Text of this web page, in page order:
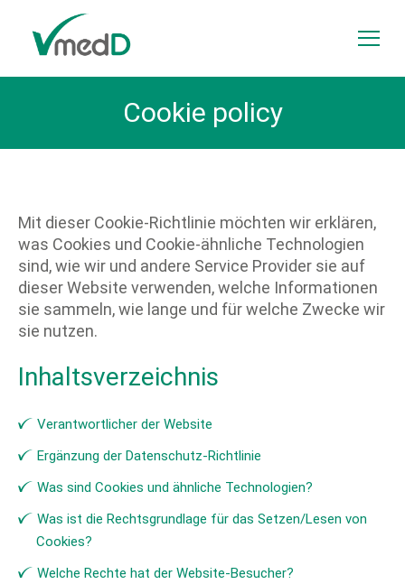
Zum Inhalt springen
Cookie policy
Mit dieser Cookie-Richtlinie möchten wir erklären,
was Cookies und Cookie-ähnliche Technologien
sind, wie wir und andere Service Provider sie auf
dieser Website verwenden, welche Informationen
sie sammeln, wie lange und für welche Zwecke wir
sie nutzen.
Inhaltsverzeichnis
Verantwortlicher der Website
Ergänzung der Datenschutz-Richtlinie
Was sind Cookies und ähnliche Technologien?
Was ist die Rechtsgrundlage für das Setzen/Lesen von
Cookies?
Welche Rechte hat der Website-Besucher?